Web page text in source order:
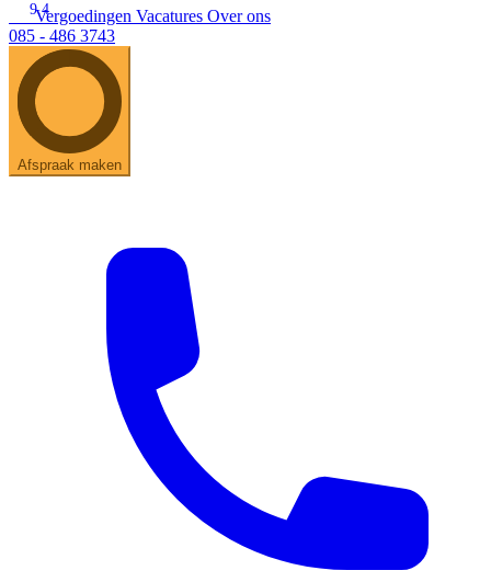
9.4
Vergoedingen Vacatures Over ons
085 - 486 3743
Afspraak maken